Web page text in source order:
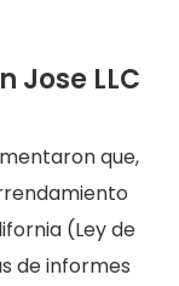
Jose LLC
que,
(Ley de
de informes